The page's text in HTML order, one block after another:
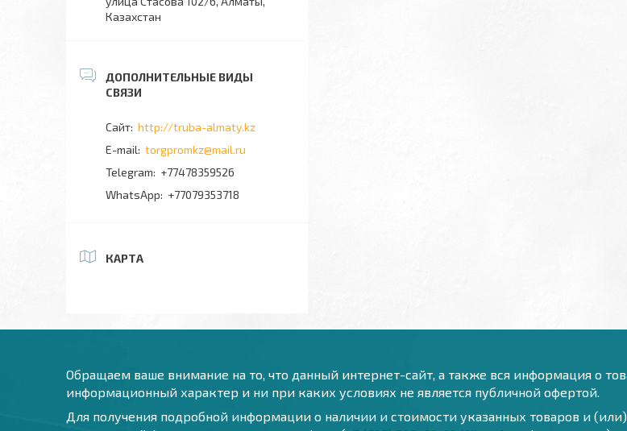
Казахстан
http://truba-almaty.kz
torgpromkz@mail.ru
+77478359526
+77079353718
КАРТА
Обращаем ваше внимание на то, что данный интернет-сайт, а также вся информация о
информационный характер и ни при каких условиях не является публичной офертой.
Для получения подробной информации о наличии и стоимости указанных товаров и